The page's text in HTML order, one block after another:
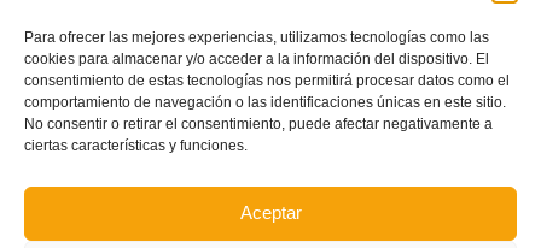
Para ofrecer las mejores experiencias, utilizamos tecnologías como las
cookies para almacenar y/o acceder a la información del dispositivo. El
consentimiento de estas tecnologías nos permitirá procesar datos como el
comportamiento de navegación o las identificaciones únicas en este sitio.
No consentir o retirar el consentimiento, puede afectar negativamente a
ciertas características y funciones.
Aceptar